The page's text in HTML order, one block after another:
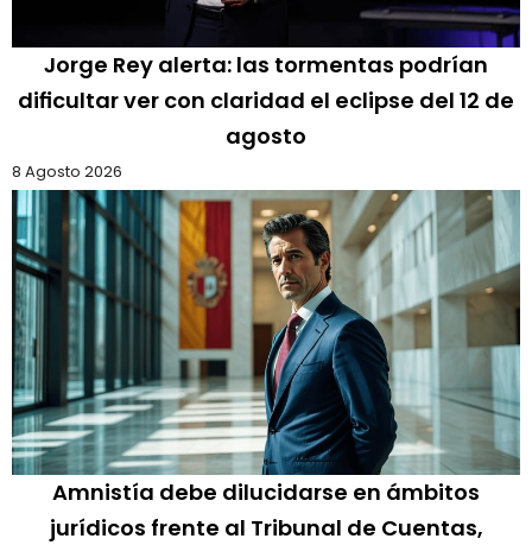
Jorge Rey alerta: las tormentas podrían
dificultar ver con claridad el eclipse del 12 de
agosto
8 Agosto 2026
Amnistía debe dilucidarse en ámbitos
jurídicos frente al Tribunal de Cuentas,